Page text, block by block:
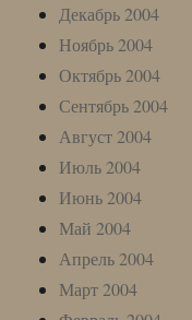
Декабрь 2004
Ноябрь 2004
Октябрь 2004
Сентябрь 2004
Август 2004
Июль 2004
Июнь 2004
Май 2004
Апрель 2004
Март 2004